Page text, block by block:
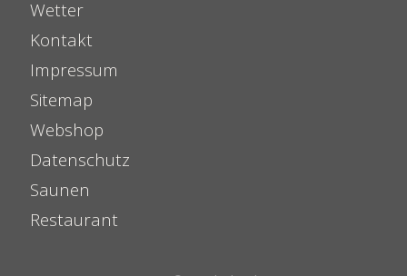
Wetter
Kontakt
Impressum
Sitemap
Webshop
Datenschutz
Saunen
Restaurant